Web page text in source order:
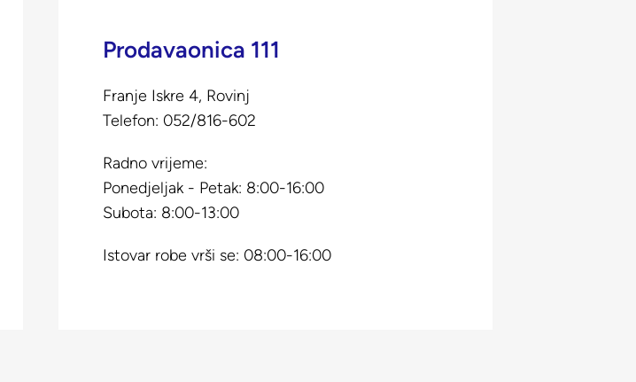
Prodavaonica 111
Franje Iskre 4, Rovinj
Telefon: 052/816-602
Radno vrijeme:
Ponedjeljak - Petak: 8:00-16:00
Subota: 8:00-13:00
Istovar robe vrši se: 08:00-16:00